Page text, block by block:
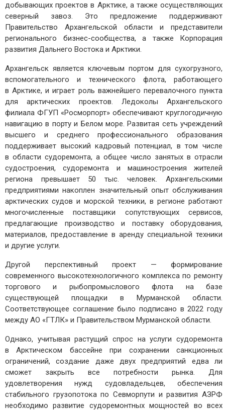
добывающих проектов в Арктике, а также осуществляющих
северный завоз. Это предложение поддерживают
Правительство Архангельской области и представители
регионального бизнес-­сообщества, а также Корпорация
развития Дальнего Востока и Арктики.
Архангельск является ключевым портом для сухогрузного,
вспомогательного и технического флота, работающего
в Арктике, и играет роль важнейшего перевалочного пункта
для арктических проектов. Ледоколы Архангельского
филиала ФГУП «Росморпорт» обеспечивают круглогодичную
навигацию в порту и Белом море. Развитая сеть учреждений
высшего и среднего профессионального образования
поддерживает высокий кадровый потенциал, в том числе
в области судоремонта, а общее число занятых в отрасли
судостроения, судоремонта и машиностроения жителей
региона превышает 50 тыс. человек. Архангельскими
предприятиями накоплен значительный опыт обслуживания
арктических судов и морской техники, в регионе работают
многочисленные поставщики сопутствующих сервисов,
предлагающие производство и поставку оборудования,
материалов, предоставление в аренду специальной техники
и другие услуги.
Другой перспективный проект — формирование
современного высокотехнологичного комплекса по ремонту
торгового и рыбопромыслового флота на базе
существующей площадки в Мурманской области.
Соответствующее соглашение было подписано в 2022 году
между АО «ГТЛК» и Правительством Мурманской области.
Однако, учитывая растущий спрос на услуги судоремонта
в Арктическом бассейне при сохранении санкционных
ограничений, создание даже двух предприятий едва ли
сможет закрыть все потребности рынка. Для
удовлетворения нужд судовладельцев, обеспечения
стабильного грузопотока по Севморпути и развития АЗРФ
необходимо развитие судоремонтных мощностей во всех